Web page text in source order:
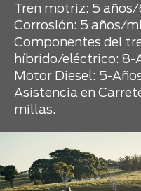
Tren motriz: 5
Corrosión: 5 años/
Componentes del
híbrido/eléctrico:
Motor Diesel: 5-
Asistencia en
millas.